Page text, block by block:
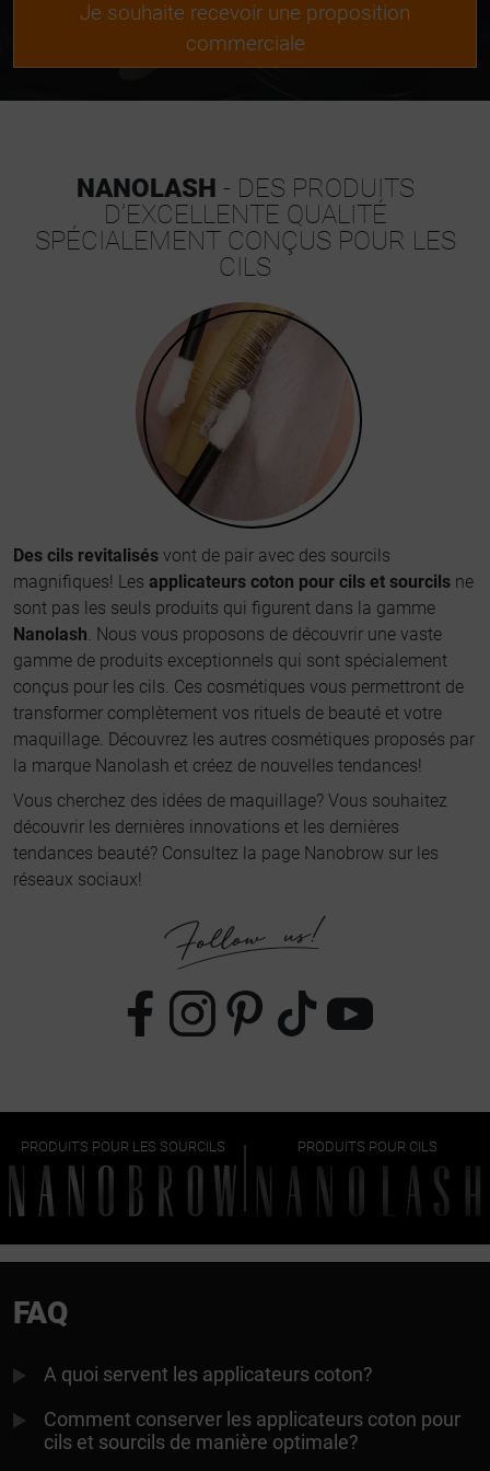
Je souhaite recevoir une proposition
commerciale
NANOLASH - DES PRODUITS
D’EXCELLENTE QUALITÉ
SPÉCIALEMENT CONÇUS POUR LES
CILS
Des cils revitalisés vont de pair avec des sourcils
magnifiques! Les applicateurs coton pour cils et sourcils ne
sont pas les seuls produits qui figurent dans la gamme
Nanolash. Nous vous proposons de découvrir une vaste
gamme de produits exceptionnels qui sont spécialement
conçus pour les cils. Ces cosmétiques vous permettront de
transformer complètement vos rituels de beauté et votre
maquillage. Découvrez les autres cosmétiques proposés par
la marque Nanolash et créez de nouvelles tendances!
Vous cherchez des idées de maquillage? Vous souhaitez
découvrir les dernières innovations et les dernières
tendances beauté? Consultez la page Nanobrow sur les
réseaux sociaux!
PRODUITS POUR LES SOURCILS PRODUITS POUR CILS
FAQ
A quoi servent les applicateurs coton?
Comment conserver les applicateurs coton pour
cils et sourcils de manière optimale?